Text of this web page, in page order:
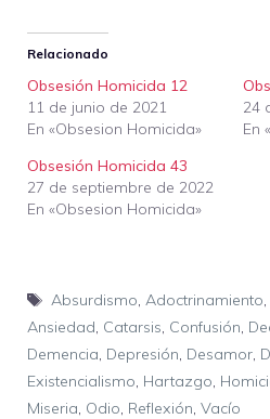
Relacionado
Obsesión Homicida 12
11 de junio de 2021
En «Obsesion Homicida»
24
En
Obsesión Homicida 43
27 de septiembre de 2022
En «Obsesion Homicida»
Etiquetas
Absurdismo, Adoctrinamiento,
Ansiedad, Catarsis, Confusión,
Demencia, Depresión, Desamor,
Existencialismo, Hartazgo,
Miseria, Odio, Reflexión, Vacío